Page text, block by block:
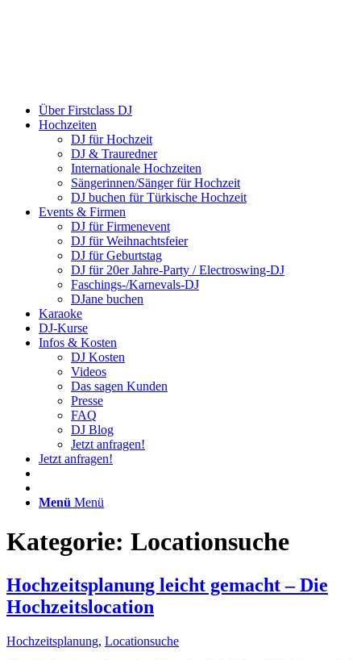
Über Firstclass DJ
Hochzeiten
DJ für Hochzeit
DJ & Trauredner
Internationale Hochzeiten
Sängerinnen/Sänger für Hochzeit
DJ buchen für Türkische Hochzeit
Events & Firmen
DJ für Firmenevent
DJ für Weihnachtsfeier
DJ für Geburtstag
DJ für 20er Jahre-Party / Electroswing-DJ
Faschings-/Karnevals-DJ
DJane buchen
Karaoke
DJ-Kurse
Infos & Kosten
DJ Kosten
Videos
Das sagen Kunden
Presse
FAQ
DJ Blog
Jetzt anfragen!
Jetzt anfragen!
Menü Menü
Kategorie: Locationsuche
Hochzeitsplanung leicht gemacht – Die
Hochzeitslocation
Hochzeitsplanung, Locationsuche